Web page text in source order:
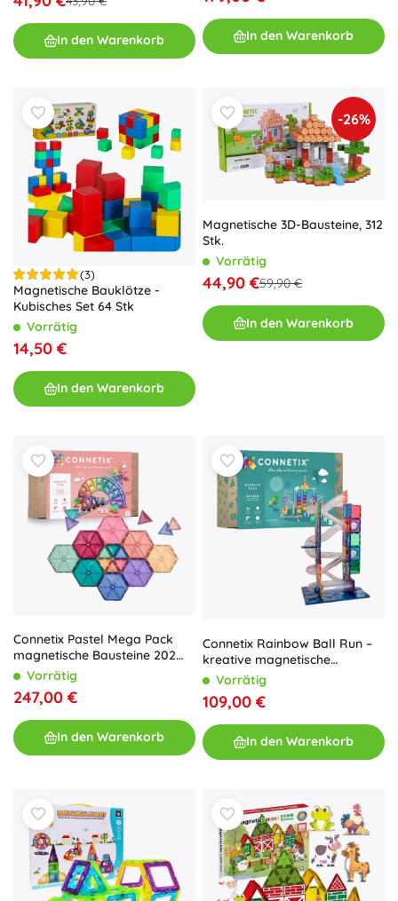
In den Warenkorb In den Warenkorb
(3)
Magnetische Bauklötze -
Kubisches Set 64 Stk
Vorrätig
14,50 €
In den Warenkorb
-26%
Magnetische 3D-Bausteine, 312
Stk.
Vorrätig
44,90 €59,90 €
In den Warenkorb
Connetix Pastel Mega Pack
magnetische Bausteine 202
TeileVorrätig
247,00 €
In den Warenkorb
Connetix Rainbow Ball Run –
kreative magnetische
Bausteine, 92 Teile
Vorrätig
109,00 €
In den Warenkorb